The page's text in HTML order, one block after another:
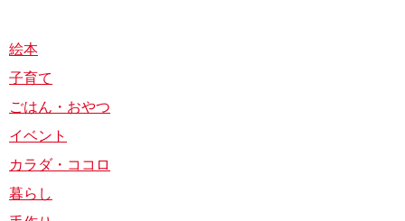
絵本
子育て
ごはん・おやつ
イベント
カラダ・ココロ
暮らし